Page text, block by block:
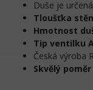
Duše je
Tloušťka
Hmotnost
Tip ventilku
Česká výroba
Skvělý